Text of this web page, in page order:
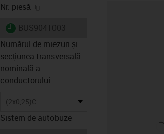
Nr. piesă
igus-icon-lieferzeit
Numărul de miezuri și
secțiunea transversală
nominală a
conductorului
(2x0,25)C
Sistem de autobuze